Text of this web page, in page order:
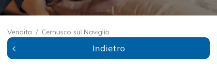
Vendita Cernusco sul Naviglio
Indietro